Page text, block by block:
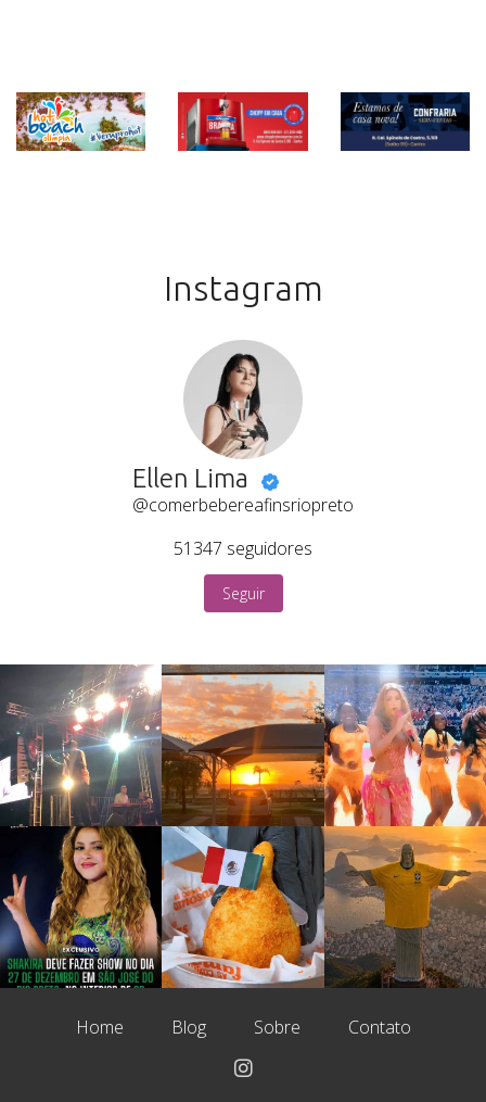
Instagram
Ellen Lima
@comerbebereafinsriopreto
51347 seguidores
Seguir
Home Blog Sobre Contato